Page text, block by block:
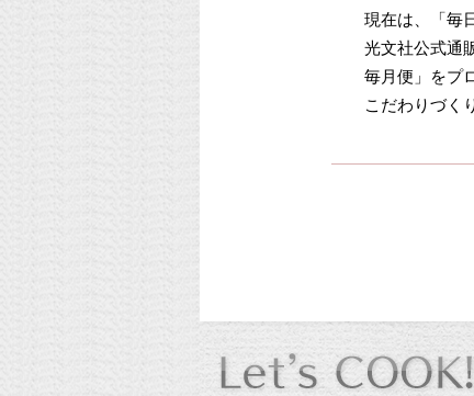
現在は、「毎
光文社公式通
毎月便」をプ
こだわりづく